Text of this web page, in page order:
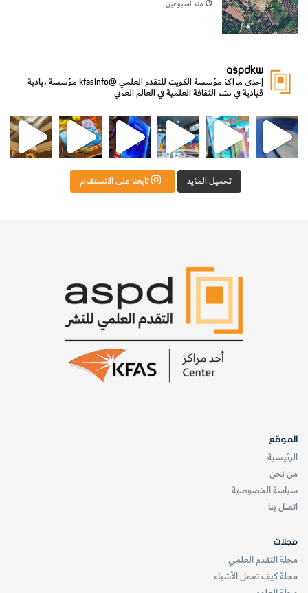
منذ أسبوعين
aspdkw
إحدى مراكز مؤسسة الكويت للتقدم العلمي@kfasinfo مؤسسة ريادية
قيادية في نشر الثقافة العلمية في العالم العربي
لشؤون الش
من الأعماق نكتشف ومن الكتب نتعلّم
⁨ ⁨ نتشرف بدعوتكم لزيارة جناح التقدم العلمي للنشر ⁨ رجعنا! ما كنّا بعيد! مجهزين لكم كل جديد!⁩
تحميل المزيد تابعنا على الانستقرام
الموقع
الرئيسية
من نحن
سياسة الخصوصية
اتصل بنا
مجلات
مجلة التقدم العلمي
مجلة كيف تعمل الأشياء